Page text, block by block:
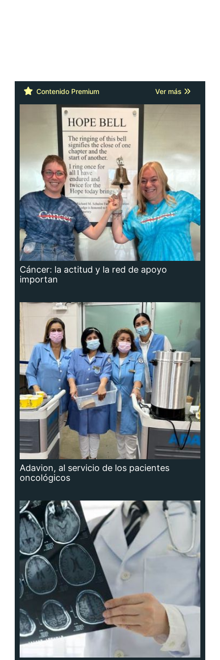
Contenido Premium Ver más
Cáncer: la actitud y la red de apoyo
importan
Adavion, al servicio de los pacientes
oncológicos